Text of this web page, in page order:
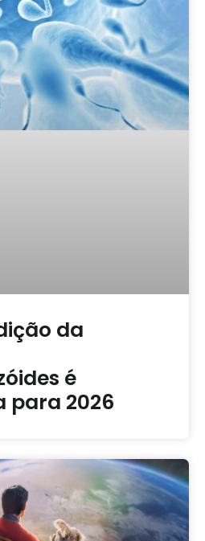
da
é
para 2026